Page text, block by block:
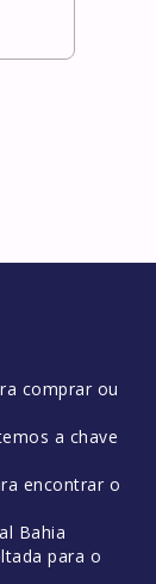
comprar ou
a chave
encontrar o
Bahia
para o